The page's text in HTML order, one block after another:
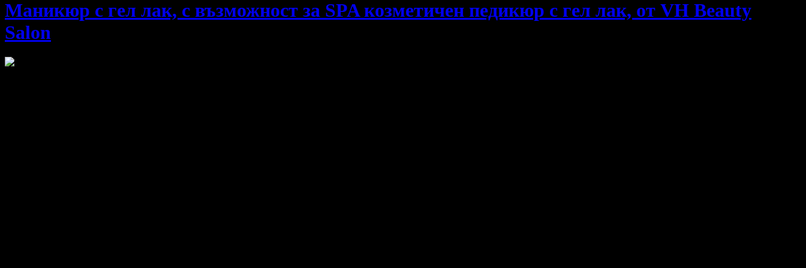
Маникюр с гел лак, с възможност за SPA козметичен педикюр с гел лак, от VH Beauty
Salon